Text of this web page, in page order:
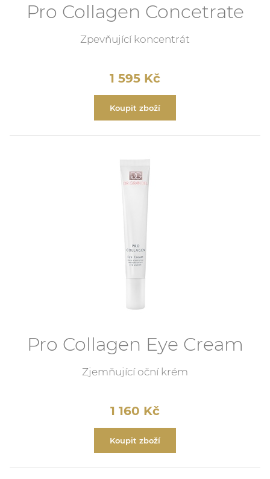
Pro Collagen Concetrate
Zpevňující koncentrát
1 595 Kč
Koupit zboží
Pro Collagen Eye Cream
Zjemňující oční krém
1 160 Kč
Koupit zboží